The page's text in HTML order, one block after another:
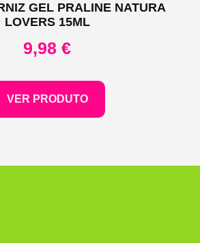
GEL PRALINE NATURA
LOVERS 15ML
9,98 €
VER PRODUTO